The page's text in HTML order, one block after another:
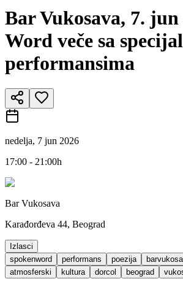
Bar Vukosava, 7. jun
Word veče sa
performansima
nedelja, 7 jun 2026
17:00 - 21:00h
Bar Vukosava
Karađorđeva 44, Beograd
Izlasci
spokenword
performans poezija
atmosferski
kultura dorcol beograd